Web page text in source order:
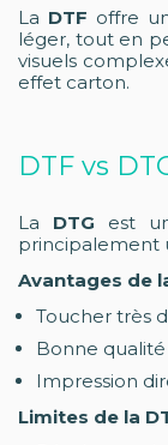
La DTF offre
léger, tout en
visuels
effet carton.
DTF vs
La DTG est
principalement
Avantages de
Toucher très
Bonne
Impression
Limites de la